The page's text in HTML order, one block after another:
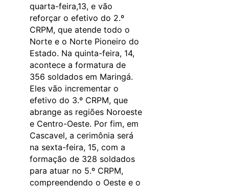
quarta-feira,13, e vão
reforçar o efetivo do 2.º
CRPM, que atende todo o
Norte e o Norte Pioneiro do
Estado. Na quinta-feira, 14,
acontece a formatura de
356 soldados em Maringá.
Eles vão incrementar o
efetivo do 3.º CRPM, que
abrange as regiões Noroeste
e Centro-Oeste. Por fim, em
Cascavel, a cerimônia será
na sexta-feira, 15, com a
formação de 328 soldados
para atuar no 5.º CRPM,
compreendendo o Oeste e o